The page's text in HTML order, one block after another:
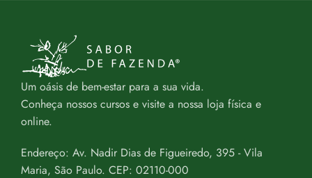
Um oásis de bem-estar para a sua vida.
Conheça nossos cursos e visite a nossa loja física e
online.
Endereço: Av. Nadir Dias de Figueiredo, 395 - Vila
Maria, São Paulo. CEP: 02110-000